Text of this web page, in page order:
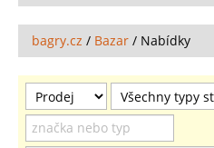
bagry.cz / Bazar / Nabídky